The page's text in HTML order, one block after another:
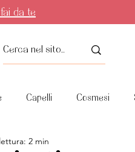
da te
Capelli Cosmesi
2 min